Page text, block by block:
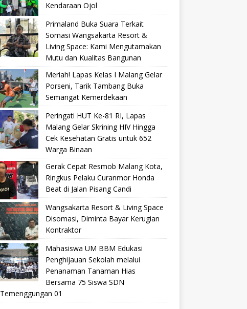
Kendaraan Ojol
Primaland Buka Suara Terkait
Somasi Wangsakarta Resort &
Living Space: Kami Mengutamakan
Mutu dan Kualitas Bangunan
Meriah! Lapas Kelas I Malang Gelar
Porseni, Tarik Tambang Buka
Semangat Kemerdekaan
Peringati HUT Ke-81 RI, Lapas
Malang Gelar Skrining HIV Hingga
Cek Kesehatan Gratis untuk 652
Warga Binaan
Gerak Cepat Resmob Malang Kota,
Ringkus Pelaku Curanmor Honda
Beat di Jalan Pisang Candi
Wangsakarta Resort & Living Space
Disomasi, Diminta Bayar Kerugian
Kontraktor
Mahasiswa UM BBM Edukasi
Penghijauan Sekolah melalui
Penanaman Tanaman Hias
Bersama 75 Siswa SDN
Temenggungan 01